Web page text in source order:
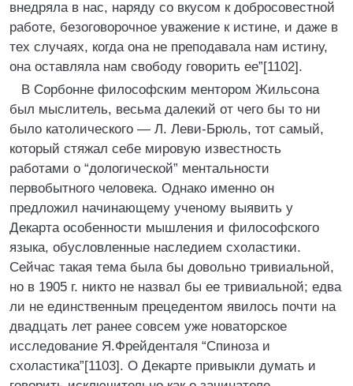
внедряла в нас, наряду со вкусом к добросовестной
работе, безоговорочное уважение к истине, и даже в
тех случаях, когда она не преподавала нам истину,
она оставляла нам свободу говорить ее”[1102].
В Сорбонне философским ментором Жильсона
был мыслитель, весьма далекий от чего бы то ни
было католического — Л. Леви-Брюль, тот самый,
который стяжал себе мировую известность
работами о “дологической” ментальности
первобытного человека. Однако именно он
предложил начинающему ученому выявить у
Декарта особенности мышления и философского
языка, обусловленные наследием схоластики.
Сейчас такая тема была бы довольно тривиальной,
но в 1905 г. никто не назвал бы ее тривиальной; едва
ли не единственным прецедентом явилось почти на
двадцать лет ранее совсем уже новаторское
исследование Я.Фрейденталя “Спиноза и
схоластика”[1103]. О Декарте привыкли думать и